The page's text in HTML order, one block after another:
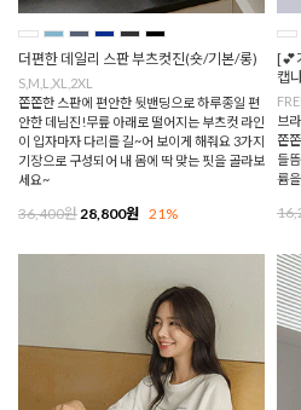
더편한 데일리 스판 부츠컷진(숏/기본/롱)
S,M,L,XL,2XL
쫀쫀한 스판에 편안한 뒷밴딩으로 하루종일 편
안한 데님진!무릎 아래로 떨어지는 부츠컷 라인
이 입자마자 다리를 길~어 보이게 해줘요 3가지
기장으로 구성되어 내 몸에 딱 맞는 핏을 골라보
세요~
36,400원28,800원 21%
[💕
캡
브
쫀
들
륨